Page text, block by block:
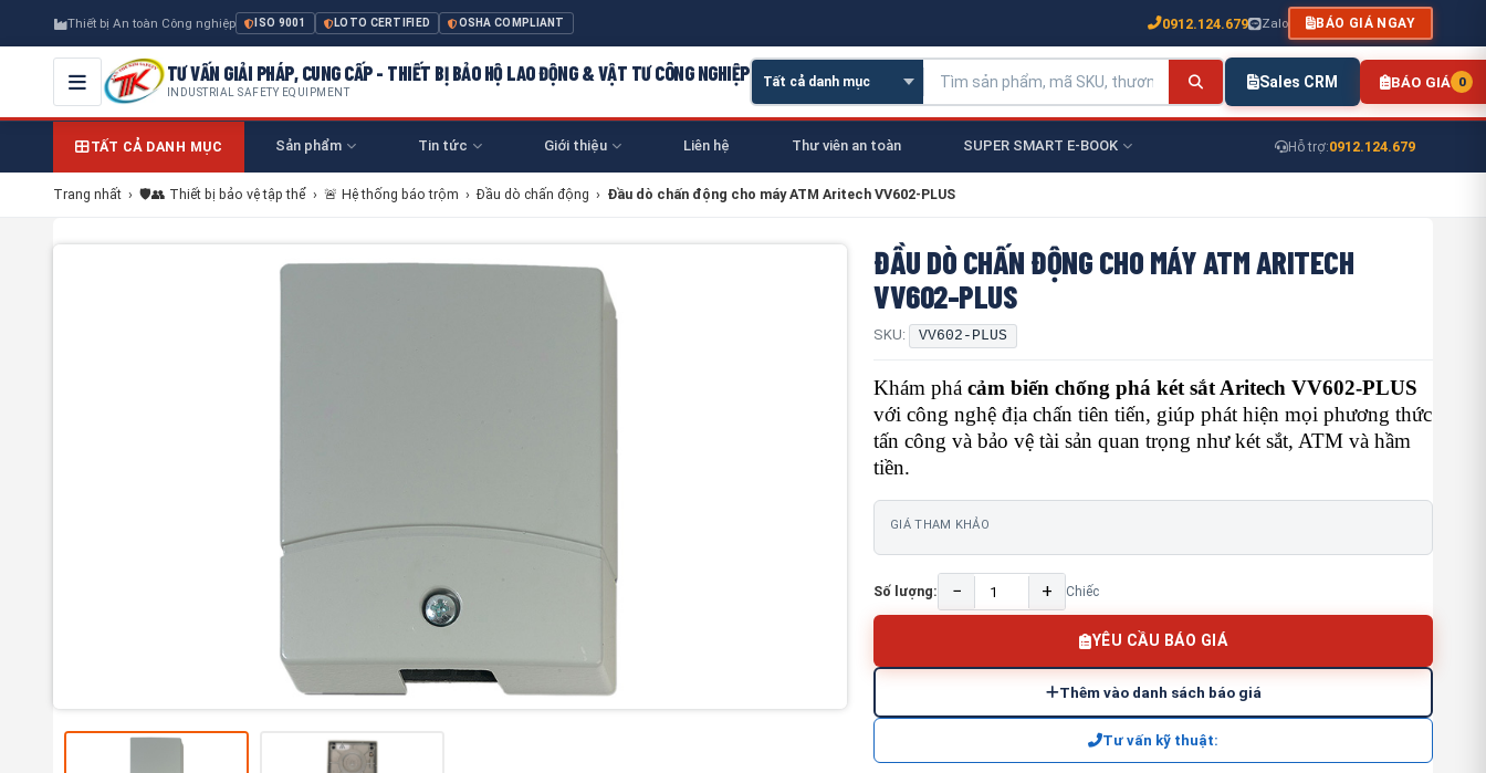
Thiết bị An toàn Công nghiệp ISO 9001 LOTO CERTIFIED OSHA COMPLIANT 0912.124.679 Zalo BÁO GIÁ NGAY
TƯ VẤN GIẢI PHÁP, CUNG CẤP - THIẾT BỊ BẢO HỘ LAO ĐỘNG & VẬT TƯ CÔNG NGHIỆP
INDUSTRIAL SAFETY EQUIPMENT
Sales CRM BÁO GIÁ 0
TẤT CẢ DANH MỤC Sản phẩm Tin tức Giới thiệu Liên hệ Thư viên an toàn SUPER SMART E-BOOK Hỗ trợ:0912.124.679
Trang nhất › 🛡️👥 Thiết bị bảo vệ tập thể › 🚨 Hệ thống báo trộm › Đầu dò chấn động › Đầu dò chấn động cho máy ATM Aritech VV602-PLUS
ĐẦU DÒ CHẤN ĐỘNG CHO MÁY ATM ARITECH
VV602-PLUS
SKU: VV602-PLUS
Khám phá cảm biến chống phá két sắt Aritech VV602-PLUS
với công nghệ địa chấn tiên tiến, giúp phát hiện mọi phương thức
tấn công và bảo vệ tài sản quan trọng như két sắt, ATM và hầm
tiền.
GIÁ THAM KHẢO
Số lượng: − + Chiếc
YÊU CẦU BÁO GIÁ
Thêm vào danh sách báo giá
Tư vấn kỹ thuật: